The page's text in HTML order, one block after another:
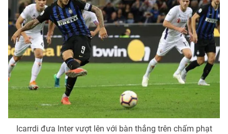
Icarrdi đưa Inter vượt lên với bàn thắng trên chấm phạt